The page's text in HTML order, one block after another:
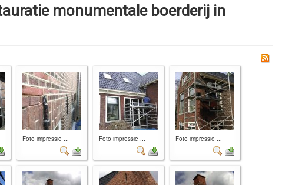
monumentale boerderij in
Foto impressie ... Foto impressie ... Foto impressie ...